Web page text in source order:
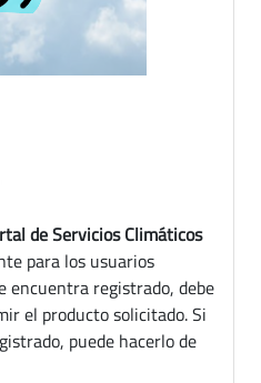
de Servicios Climáticos
para los usuarios
encuentra registrado, debe
el producto solicitado. Si
puede hacerlo de